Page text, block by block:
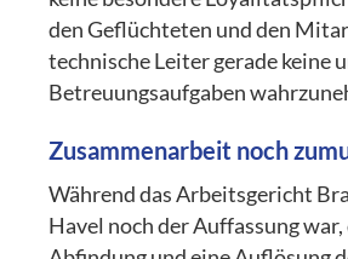
den Geflüchteten und den
technische Leiter gerade keine
Betreuungsaufgaben
Zusammenarbeit noch
Während das Arbeitsgericht
Havel noch der Auffassung war,